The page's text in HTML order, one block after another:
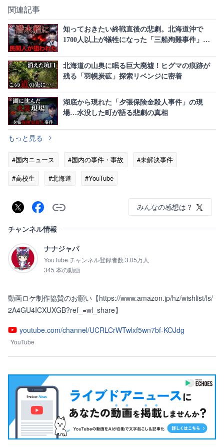
関連記事
知っておきたい終戦直後の悲劇。北海道沖で
1700人以上が犠牲になった「三船殉難事件」と
北海道の山奥に眠る巨大廃墟！ヒグマの痕跡が
残る「羽幌炭砿」探索リベンジに密着
湖底から現れた「夕張保険金殺人事件」の現
場…水没した町が語る悲劇の真相
もっと見る
#国内ニュース #国内の事件・事故
#未解決事件
#高校生
#北海道 #YouTube
みんなの感想は？
チャンネル情報
ナナジャパ
YouTube チャンネル登録者数 3.05万人
345 本の動画
動画ロケ制作協賛のお願い【https://www.amazon.jp/hz/wishlist/ls/
2A4GU4ICXUXGB?ref_=wl_share】
youtube.com/channel/UCRLCrWTwlxf5wn7bf-KOJdg
YouTube